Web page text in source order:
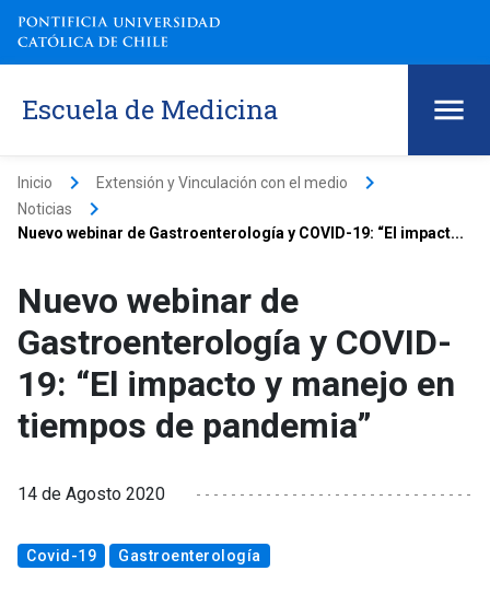
Escuela de Medicina
Inicio keyboard_arrow_right Extensión y Vinculación con el medio keyboard_arrow_right
Noticias keyboard_arrow_right
Nuevo webinar de Gastroenterología y COVID-19: “El impact...
Nuevo webinar de
Gastroenterología y COVID-
19: “El impacto y manejo en
tiempos de pandemia”
14 de Agosto 2020
Covid-19 Gastroenterología